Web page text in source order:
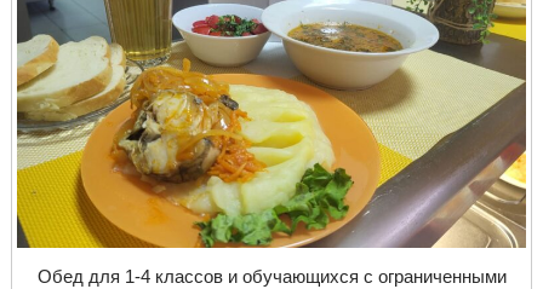
Обед для 1-4 классов и обучающихся с ограниченными